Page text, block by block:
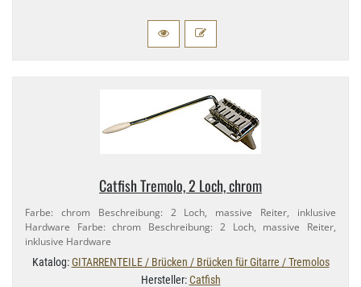
Catfish Tremolo, 2 Loch, chrom
Farbe: chrom Beschreibung: 2 Loch, massive Reiter, inklusive
Hardware Farbe: chrom Beschreibung: 2 Loch, massive Reiter,
inklusive Hardware
Katalog:GITARRENTEILE / Brücken / Brücken für Gitarre / Tremolos
Hersteller:Catfish